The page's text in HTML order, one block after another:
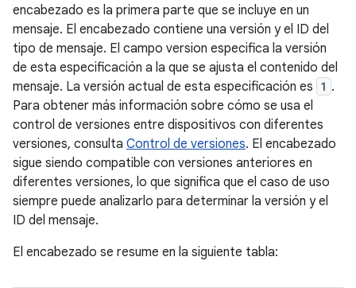
encabezado es la primera parte que se incluye en un
mensaje. El encabezado contiene una versión y el ID del
tipo de mensaje. El campo version especifica la versión
de esta especificación a la que se ajusta el contenido del
mensaje. La versión actual de esta especificación es 1 .
Para obtener más información sobre cómo se usa el
control de versiones entre dispositivos con diferentes
versiones, consulta Control de versiones. El encabezado
sigue siendo compatible con versiones anteriores en
diferentes versiones, lo que significa que el caso de uso
siempre puede analizarlo para determinar la versión y el
ID del mensaje.
El encabezado se resume en la siguiente tabla: